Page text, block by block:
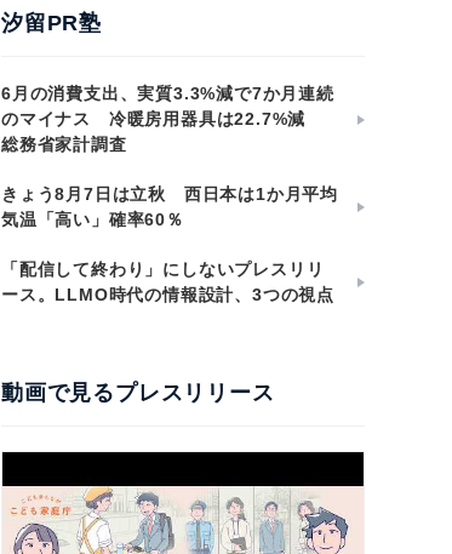
汐留PR塾
6月の消費支出、実質3.3%減で7か月連続
のマイナス 冷暖房用器具は22.7%減
総務省家計調査
きょう8月7日は立秋 西日本は1か月平均
気温「高い」確率60％
「配信して終わり」にしないプレスリリ
ース。LLMO時代の情報設計、3つの視点
動画で見るプレスリリース